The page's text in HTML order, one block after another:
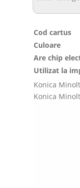
Cod cartus
Culoare
Are chip
Utilizat la
Konica
Konica